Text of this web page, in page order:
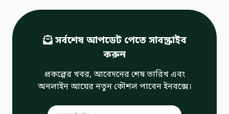
সর্বশেষ আপডেট পেতে সাবস্ক্রাইব
করুন
প্রকল্পের খবর, আবেদনের শেষ তারিখ এবং
অনলাইন আয়ের নতুন কৌশল পাবেন ইনবক্সে।